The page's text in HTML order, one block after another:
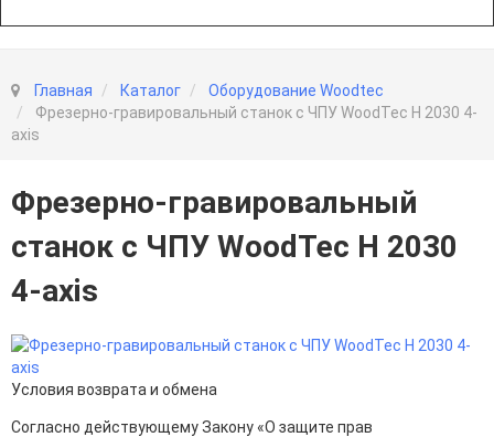
Главная Каталог
Оборудование Woodtec
Фрезерно-гравировальный станок с ЧПУ WoodTec H 2030 4-
axis
Фрезерно-гравировальный
станок с ЧПУ WoodTec H 2030
4-axis
Условия возврата и обмена
Согласно действующему Закону «О защите прав